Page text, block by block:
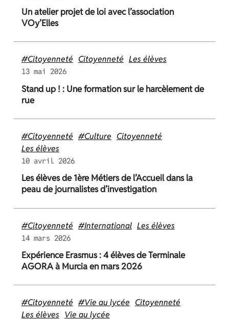
Un atelier projet de loi avec l’association
VOy’Elles
#Citoyenneté Citoyenneté Les élèves
13 mai 2026
Stand up ! : Une formation sur le harcèlement de
rue
#Citoyenneté #Culture Citoyenneté
Les élèves
10 avril 2026
Les élèves de 1ère Métiers de l’Accueil dans la
peau de journalistes d’investigation
#Citoyenneté #International Les élèves
14 mars 2026
Expérience Erasmus : 4 élèves de Terminale
AGORA à Murcia en mars 2026
#Citoyenneté #Vie au lycée Citoyenneté
Les élèves Vie au lycée